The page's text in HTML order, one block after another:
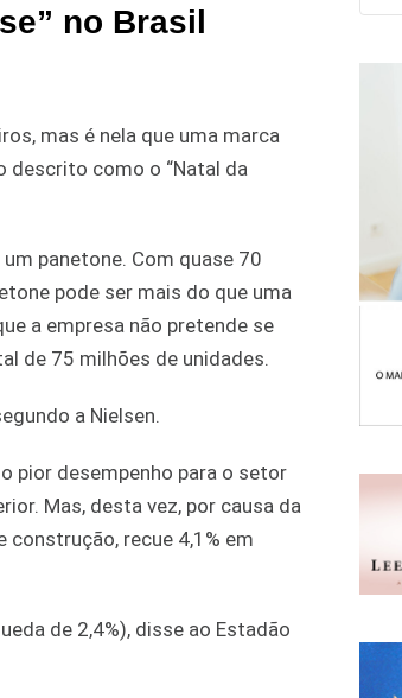
no Brasil
mas é nela que uma marca
descrito como o “Natal da
panetone. Com quase 70
pode ser mais do que uma
a empresa não pretende se
de 75 milhões de unidades.
a Nielsen.
pior desempenho para o setor
Mas, desta vez, por causa da
construção, recue 4,1% em
de 2,4%), disse ao Estadão